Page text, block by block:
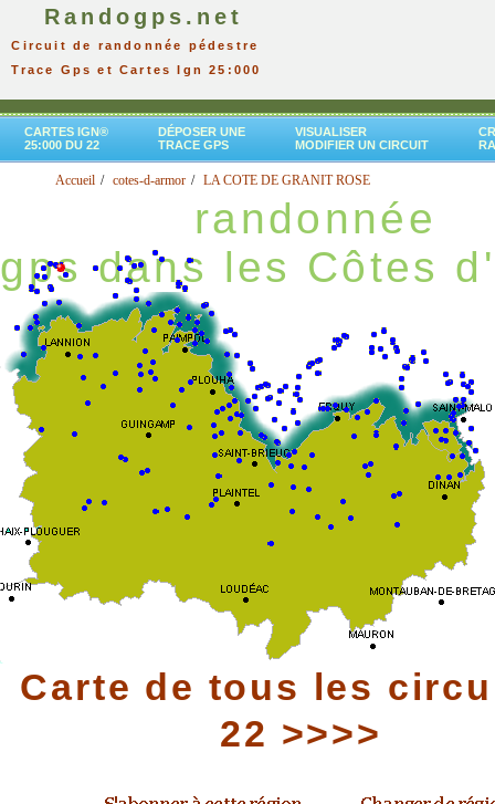
Randogps.net
Circuit de randonnée pédestre
Trace Gps et Cartes Ign 25:000
CARTES IGN®
25:000 DU 22
DÉPOSER UNE
TRACE GPS
VISUALISER
MODIFIER UN CIRCUIT
Accueil cotes-d-armor LA COTE DE GRANIT ROSE
randonnée
gps dans les Côtes
Carte de tous les
22 >>>>